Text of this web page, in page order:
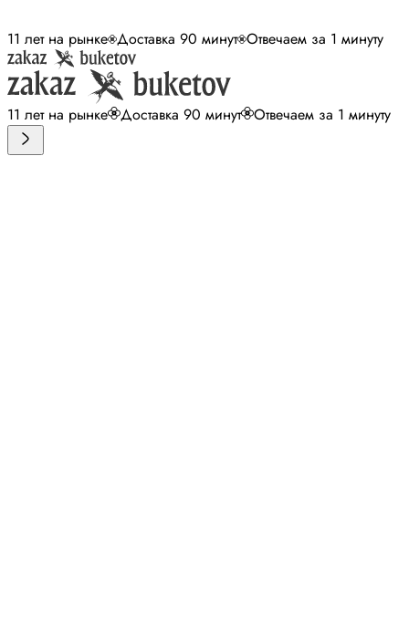
11 лет на рынке Доставка 90 минут Отвечаем за 1 минуту
11 лет на рынке Доставка 90 минут Отвечаем за 1 минуту